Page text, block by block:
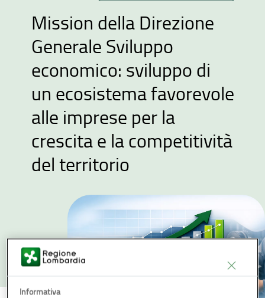
Mission della Direzione
Generale Sviluppo
economico: sviluppo di
un ecosistema favorevole
alle imprese per la
crescita e la competitività
del territorio
Informativa